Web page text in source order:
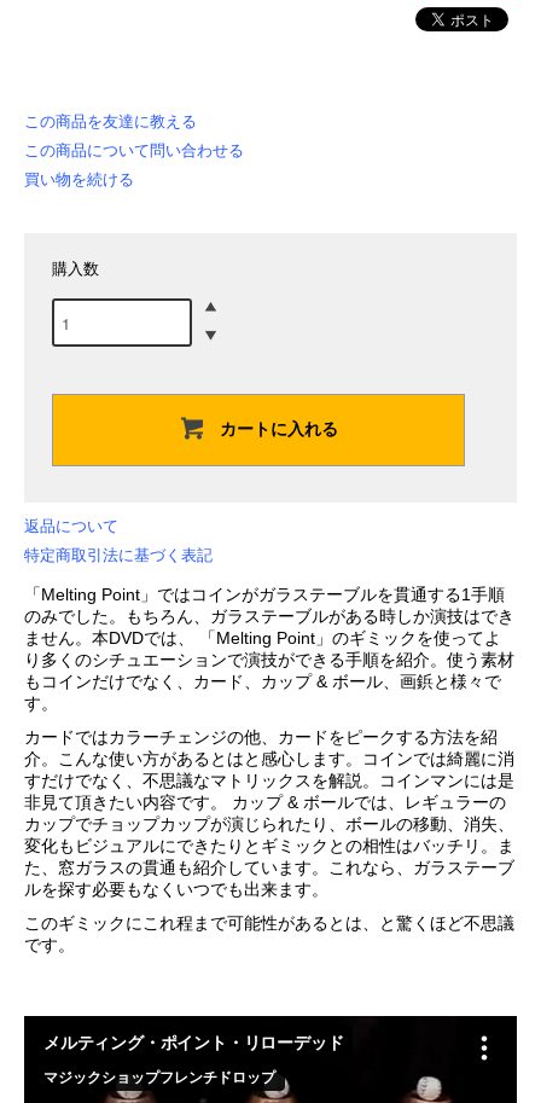
この商品を友達に教える
この商品について問い合わせる
買い物を続ける
購入数
カートに入れる
返品について
特定商取引法に基づく表記
「Melting Point」ではコインがガラステーブルを貫通する1手順
のみでした。もちろん、ガラステーブルがある時しか演技はでき
ません。本DVDでは、 「Melting Point」のギミックを使ってよ
り多くのシチュエーションで演技ができる手順を紹介。使う素材
もコインだけでなく、カード、カップ & ボール、画鋲と様々で
す。
カードではカラーチェンジの他、カードをピークする方法を紹
介。こんな使い方があるとはと感心します。コインでは綺麗に消
すだけでなく、不思議なマトリックスを解説。コインマンには是
非見て頂きたい内容です。 カップ & ボールでは、レギュラーの
カップでチョップカップが演じられたり、ボールの移動、消失、
変化もビジュアルにできたりとギミックとの相性はバッチリ。ま
た、窓ガラスの貫通も紹介しています。これなら、ガラステーブ
ルを探す必要もなくいつでも出来ます。
このギミックにこれ程まで可能性があるとは、と驚くほど不思議
です。